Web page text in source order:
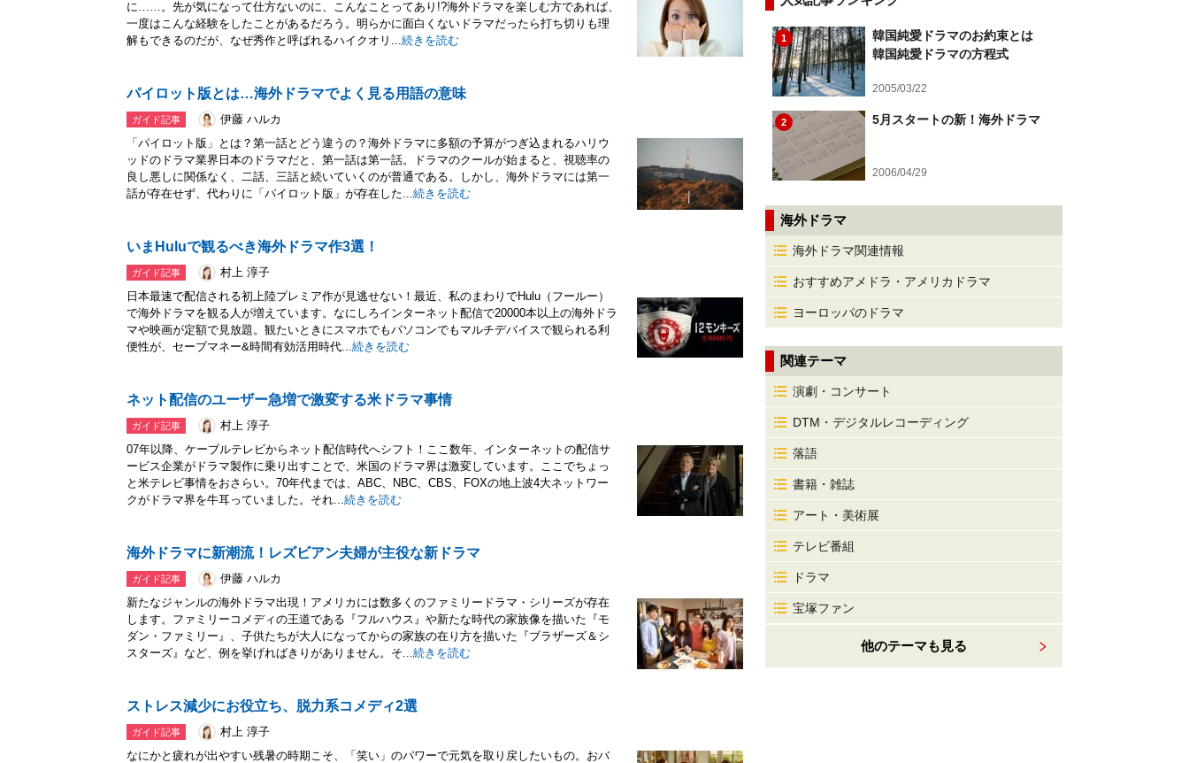
に……。先が気になって仕方ないのに、こんなことってあり!?海外ドラマを楽しむ方であれば、
一度はこんな経験をしたことがあるだろう。明らかに面白くないドラマだったら打ち切りも理
解もできるのだが、なぜ秀作と呼ばれるハイクオリ...続きを読む
パイロット版とは…海外ドラマでよく見る用語の意味
ガイド記事
伊藤 ハルカ
「パイロット版」とは？第一話とどう違うの？海外ドラマに多額の予算がつぎ込まれるハリウ
ッドのドラマ業界日本のドラマだと、第一話は第一話。ドラマのクールが始まると、視聴率の
良し悪しに関係なく、二話、三話と続いていくのが普通である。しかし、海外ドラマには第一
話が存在せず、代わりに「パイロット版」が存在した...続きを読む
いまHuluで観るべき海外ドラマ作3選！
ガイド記事
村上 淳子
日本最速で配信される初上陸プレミア作が見逃せない！最近、私のまわりでHulu（フールー）
で海外ドラマを観る人が増えています。なにしろインターネット配信で20000本以上の海外ドラ
マや映画が定額で見放題。観たいときにスマホでもパソコンでもマルチデバイスで観られる利
便性が、セーブマネー&時間有効活用時代...続きを読む
ネット配信のユーザー急増で激変する米ドラマ事情
ガイド記事
村上 淳子
07年以降、ケーブルテレビからネット配信時代へシフト！ここ数年、インターネットの配信サ
ービス企業がドラマ製作に乗り出すことで、米国のドラマ界は激変しています。ここでちょっ
と米テレビ事情をおさらい。70年代までは、ABC、NBC、CBS、FOXの地上波4大ネットワー
クがドラマ界を牛耳っていました。それ...続きを読む
海外ドラマに新潮流！レズビアン夫婦が主役な新ドラマ
ガイド記事
伊藤 ハルカ
新たなジャンルの海外ドラマ出現！アメリカには数多くのファミリードラマ・シリーズが存在
します。ファミリーコメディの王道である『フルハウス』や新たな時代の家族像を描いた『モ
ダン・ファミリー』、子供たちが大人になってからの家族の在り方を描いた『ブラザーズ＆シ
スターズ』など、例を挙げればきりがありません。そ...続きを読む
ストレス減少にお役立ち、脱力系コメディ2選
ガイド記事
村上 淳子
なにかと疲れが出やすい残暑の時期こそ、「笑い」のパワーで元気を取り戻したいもの。おバ
1
韓国純愛ドラマのお約束とは
韓国純愛ドラマの方程式
2005/03/22
2 5月スタートの新！海外ドラマ
2006/04/29
海外ドラマ
海外ドラマ関連情報
おすすめアメドラ・アメリカドラマ
ヨーロッパのドラマ
関連テーマ
演劇・コンサート
DTM・デジタルレコーディング
落語
書籍・雑誌
アート・美術展
テレビ番組
ドラマ
宝塚ファン
他のテーマも見る